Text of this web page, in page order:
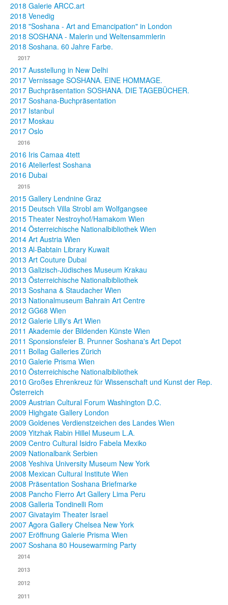
2018 Galerie ARCC.art
2018 Venedig
2018 "Soshana - Art and Emancipation" in London
2018 SOSHANA - Malerin und Weltensammlerin
2018 Soshana. 60 Jahre Farbe.
2017
2017 Ausstellung in New Delhi
2017 Vernissage SOSHANA. EINE HOMMAGE.
2017 Buchpräsentation SOSHANA. DIE TAGEBÜCHER.
2017 Soshana-Buchpräsentation
2017 Istanbul
2017 Moskau
2017 Oslo
2016
2016 Iris Camaa 4tett
2016 Atelierfest Soshana
2016 Dubai
2015
2015 Gallery Lendnine Graz
2015 Deutsch Villa Strobl am Wolfgangsee
2015 Theater Nestroyhof/Hamakom Wien
2014 Österreichische Nationalbibliothek Wien
2014 Art Austria Wien
2013 Al-Babtain Library Kuwait
2013 Art Couture Dubai
2013 Galizisch-Jüdisches Museum Krakau
2013 Österreichische Nationalbibliothek
2013 Soshana & Staudacher Wien
2013 Nationalmuseum Bahrain Art Centre
2012 GG68 Wien
2012 Galerie Lilly's Art Wien
2011 Akademie der Bildenden Künste Wien
2011 Sponsionsfeier B. Prunner Soshana's Art Depot
2011 Bollag Galleries Zürich
2010 Galerie Prisma Wien
2010 Österreichische Nationalbibliothek
2010 Großes Ehrenkreuz für Wissenschaft und Kunst der Rep.
Österreich
2009 Austrian Cultural Forum Washington D.C.
2009 Highgate Gallery London
2009 Goldenes Verdienstzeichen des Landes Wien
2009 Yitzhak Rabin Hillel Museum L.A.
2009 Centro Cultural Isidro Fabela Mexiko
2009 Nationalbank Serbien
2008 Yeshiva University Museum New York
2008 Mexican Cultural Institute Wien
2008 Präsentation Soshana Briefmarke
2008 Pancho Fierro Art Gallery Lima Peru
2008 Galleria Tondinelli Rom
2007 Givatayim Theater Israel
2007 Agora Gallery Chelsea New York
2007 Eröffnung Galerie Prisma Wien
2007 Soshana 80 Housewarming Party
2014
2013
2012
2011